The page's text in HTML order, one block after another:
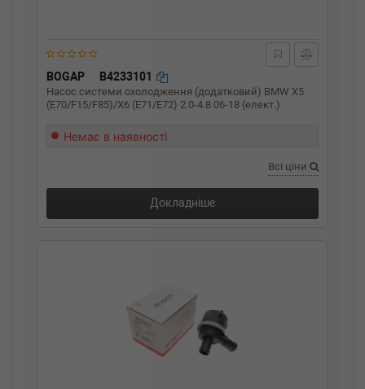
BOGAP B4233101
Насос системи охолодження (додатковий) BMW X5
(E70/F15/F85)/X6 (E71/E72) 2.0-4.8 06-18 (елект.)
Немає в наявності
Всі ціни
Докладніше